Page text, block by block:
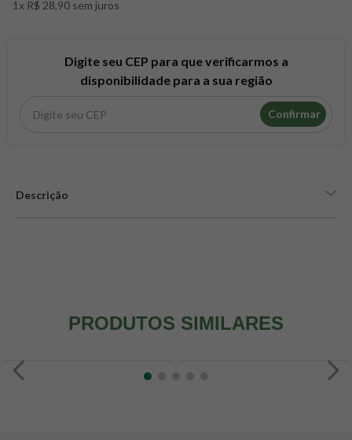
1x R$ 28,90 sem juros
Digite seu CEP para que verificarmos a
disponibilidade para a sua região
Confirmar
Descrição
PRODUTOS SIMILARES
8º snack proteico mundo verde